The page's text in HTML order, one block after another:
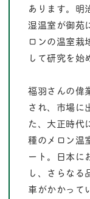
あります。明
湿温室が御苑
ロンの温室栽
して研究を始
福羽さんの偉
され、市場に
た、大正時代
種のメロン温
ート。日本に
し、さらなる
車がかかって